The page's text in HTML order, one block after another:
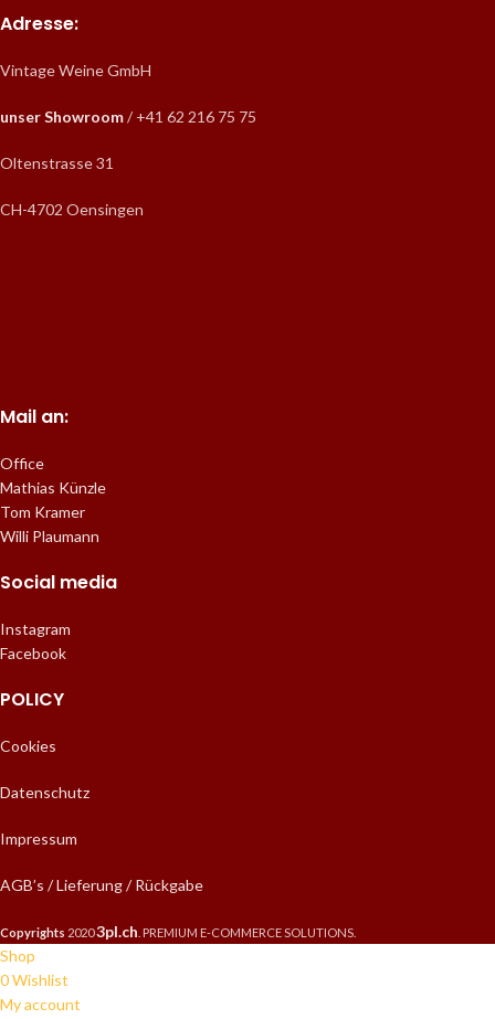
Adresse:
Vintage Weine GmbH
unser Showroom/ +41 62 216 75 75
Oltenstrasse 31
CH-4702 Oensingen
Mail an:
Office
Mathias Künzle
Tom Kramer
Willi Plaumann
Social media
Instagram
Facebook
POLICY
Cookies
Datenschutz
Impressum
AGB’s / Lieferung / Rückgabe
Copyrights 20203pl.ch . PREMIUM E-COMMERCE SOLUTIONS.
Shop
0Wishlist
My account